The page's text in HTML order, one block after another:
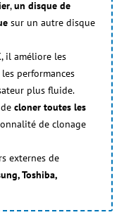
,un disque de
sur un autre disque
, il améliore les
performances
plus fluide.
cloner toutes les
de clonage
externes de
Toshiba,